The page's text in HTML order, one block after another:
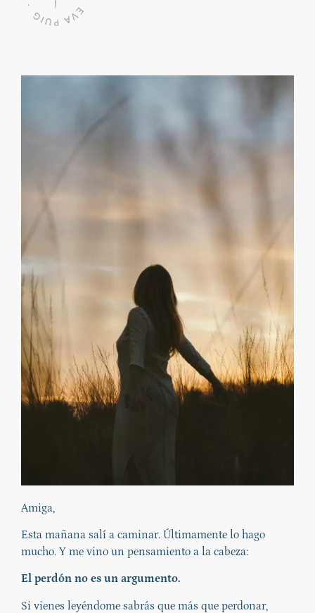
Amiga,
Esta mañana salí a caminar. Últimamente lo hago
mucho. Y me vino un pensamiento a la cabeza:
El perdón no es un argumento.
Si vienes leyéndome sabrás que más que perdonar,